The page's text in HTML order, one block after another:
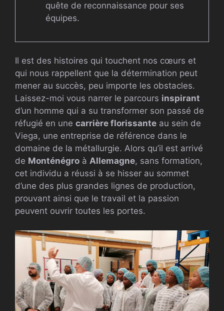
quête de reconnaissance pour ses
équipes.
Il est des histoires qui touchent nos cœurs et
qui nous rappellent que la détermination peut
mener au succès, peu importe les obstacles.
Laissez-moi vous narrer le parcours inspirant
d’un homme qui a su transformer son passé de
réfugié en une carrière florissante au sein de
Viega, une entreprise de référence dans le
domaine de la métallurgie. Alors qu’il est arrivé
de Monténégro à Allemagne, sans formation,
cet individu a réussi à se hisser au sommet
d’une des plus grandes lignes de production,
prouvant ainsi que le travail et la passion
peuvent ouvrir toutes les portes.